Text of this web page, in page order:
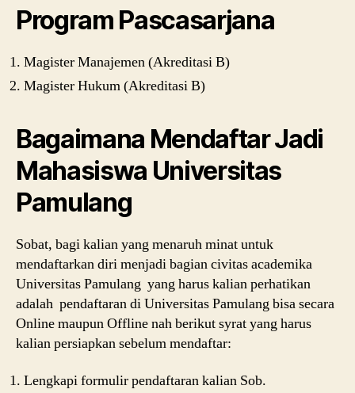
Program Pascasarjana
Magister Manajemen (Akreditasi B)
Magister Hukum (Akreditasi B)
Bagaimana Mendaftar Jadi
Mahasiswa Universitas
Pamulang
Sobat, bagi kalian yang menaruh minat untuk
mendaftarkan diri menjadi bagian civitas academika
Universitas Pamulang yang harus kalian perhatikan
adalah pendaftaran di Universitas Pamulang bisa secara
Online maupun Offline nah berikut syrat yang harus
kalian persiapkan sebelum mendaftar:
Lengkapi formulir pendaftaran kalian Sob.